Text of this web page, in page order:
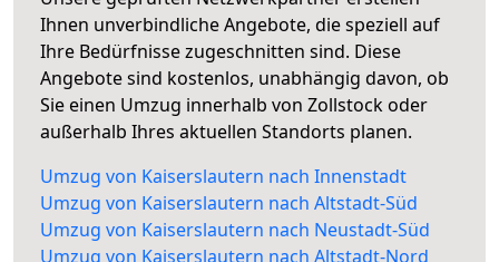
Ihnen unverbindliche Angebote, die speziell auf
Ihre Bedürfnisse zugeschnitten sind. Diese
Angebote sind kostenlos, unabhängig davon, ob
Sie einen Umzug innerhalb von Zollstock oder
außerhalb Ihres aktuellen Standorts planen.
Umzug von Kaiserslautern nach Innenstadt
Umzug von Kaiserslautern nach Altstadt-Süd
Umzug von Kaiserslautern nach Neustadt-Süd
Umzug von Kaiserslautern nach Altstadt-Nord